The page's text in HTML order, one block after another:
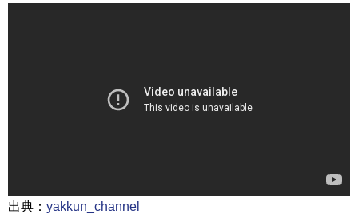
出典： yakkun_channel